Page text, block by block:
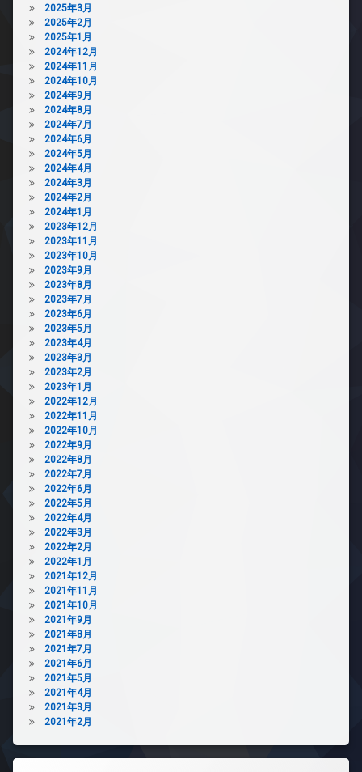
2025年3月
2025年2月
2025年1月
2024年12月
2024年11月
2024年10月
2024年9月
2024年8月
2024年7月
2024年6月
2024年5月
2024年4月
2024年3月
2024年2月
2024年1月
2023年12月
2023年11月
2023年10月
2023年9月
2023年8月
2023年7月
2023年6月
2023年5月
2023年4月
2023年3月
2023年2月
2023年1月
2022年12月
2022年11月
2022年10月
2022年9月
2022年8月
2022年7月
2022年6月
2022年5月
2022年4月
2022年3月
2022年2月
2022年1月
2021年12月
2021年11月
2021年10月
2021年9月
2021年8月
2021年7月
2021年6月
2021年5月
2021年4月
2021年3月
2021年2月